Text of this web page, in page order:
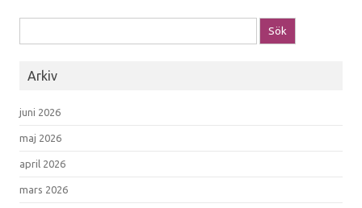
Arkiv
juni 2026
maj 2026
april 2026
mars 2026